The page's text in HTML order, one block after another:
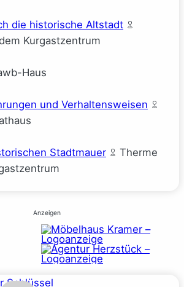
die historische Altstadt
Kurgastzentrum
Haus
und Verhaltensweisen
Stadtmauer
Therme
Anzeigen